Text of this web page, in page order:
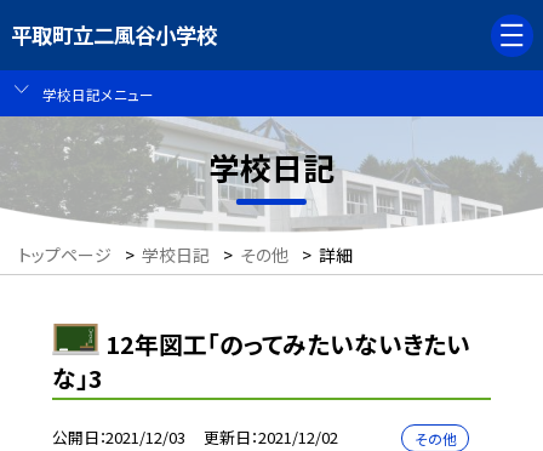
平取町立二風谷小学校
学校日記メニュー
学校日記
トップページ > 学校日記 > その他 > 詳細
12年図工「のってみたいないきたい
な」3
公開日 2021/12/03 更新日 2021/12/02 その他